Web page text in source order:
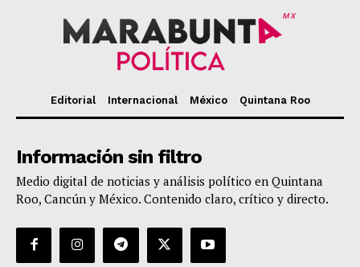
MX
Editorial Internacional México Quintana Roo
Información sin filtro
Medio digital de noticias y análisis político en Quintana
Roo, Cancún y México. Contenido claro, crítico y directo.